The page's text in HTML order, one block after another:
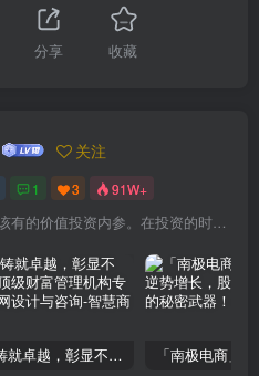
分享 收藏
关注
1 3 91W+
每个炒股人都应该有的价值投资内参。在投资的时候，我们把自己看成是企业分析师——而不是市场分析师，也不是宏观经济分析师，更不是证券分析师。
【铸就卓越，彰显不凡】顶级财富管理机构专属官网设计与咨询